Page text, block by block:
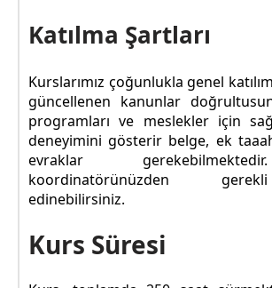
Katılma Şartları
Kurslarımız çoğunlukla genel
güncellenen kanunlar
programları ve meslekler için
deneyimini gösterir belge, ek
evraklar
koordinatörünüzden
edinebilirsiniz.
Kurs Süresi